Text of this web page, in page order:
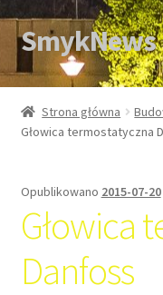
Przejdź
do
nawigacji
Przejdź
do
treści
SmykNews
Strona główna
Strona główna
Głowica termostatyczna
Opublikowano 2015-07-20
Głowica
Danfoss